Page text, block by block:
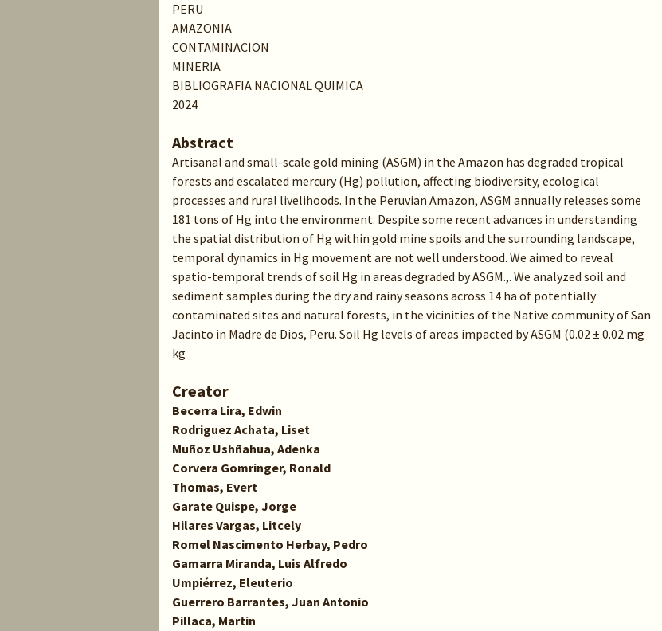
PERU
AMAZONIA
CONTAMINACION
MINERIA
BIBLIOGRAFIA NACIONAL QUIMICA
2024
Abstract
Artisanal and small-scale gold mining (ASGM) in the Amazon has degraded tropical
forests and escalated mercury (Hg) pollution, affecting biodiversity, ecological
processes and rural livelihoods. In the Peruvian Amazon, ASGM annually releases some
181 tons of Hg into the environment. Despite some recent advances in understanding
the spatial distribution of Hg within gold mine spoils and the surrounding landscape,
temporal dynamics in Hg movement are not well understood. We aimed to reveal
spatio-temporal trends of soil Hg in areas degraded by ASGM.,. We analyzed soil and
sediment samples during the dry and rainy seasons across 14 ha of potentially
contaminated sites and natural forests, in the vicinities of the Native community of San
Jacinto in Madre de Dios, Peru. Soil Hg levels of areas impacted by ASGM (0.02 ± 0.02 mg
kg
Creator
Becerra Lira, Edwin
Rodriguez Achata, Liset
Muñoz Ushñahua, Adenka
Corvera Gomringer, Ronald
Thomas, Evert
Garate Quispe, Jorge
Hilares Vargas, Litcely
Romel Nascimento Herbay, Pedro
Gamarra Miranda, Luis Alfredo
Umpiérrez, Eleuterio
Guerrero Barrantes, Juan Antonio
Pillaca, Martin